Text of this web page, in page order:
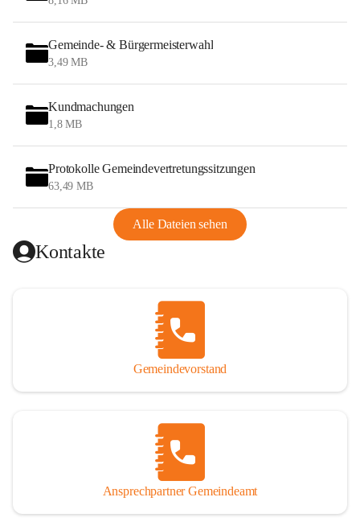
Gemeinde- & Bürgermeisterwahl
3,49 MB
Kundmachungen
1,8 MB
Protokolle Gemeindevertretungssitzungen
63,49 MB
Alle Dateien sehen
Kontakte
Gemeindevorstand
Ansprechpartner Gemeindeamt